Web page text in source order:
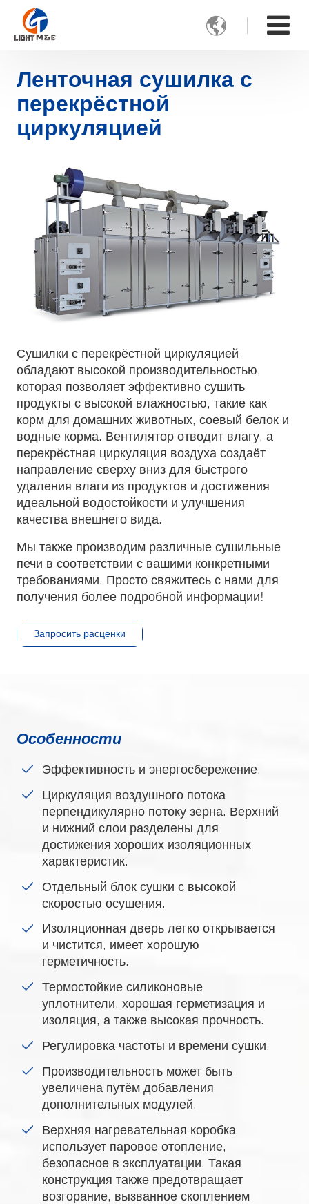

Ленточная сушилка с
перекрёстной
циркуляцией
Сушилки с перекрёстной циркуляцией
обладают высокой производительностью,
которая позволяет эффективно сушить
продукты с высокой влажностью, такие как
корм для домашних животных, соевый белок и
водные корма. Вентилятор отводит влагу, а
перекрёстная циркуляция воздуха создаёт
направление сверху вниз для быстрого
удаления влаги из продуктов и достижения
идеальной водостойкости и улучшения
качества внешнего вида.
Мы также производим различные сушильные
печи в соответствии с вашими конкретными
требованиями. Просто свяжитесь с нами для
получения более подробной информации!
Запросить расценки
Особенности
Эффективность и энергосбережение.
Циркуляция воздушного потока
перпендикулярно потоку зерна. Верхний
и нижний слои разделены для
достижения хороших изоляционных
характеристик.
Отдельный блок сушки с высокой
скоростью осушения.
Изоляционная дверь легко открывается
и чистится, имеет хорошую
герметичность.
Термостойкие силиконовые
уплотнители, хорошая герметизация и
изоляция, а также высокая прочность.
Регулировка частоты и времени сушки.
Производительность может быть
увеличена путём добавления
дополнительных модулей.
Верхняя нагревательная коробка
использует паровое отопление,
безопасное в эксплуатации. Такая
конструкция также предотвращает
возгорание, вызванное скоплением